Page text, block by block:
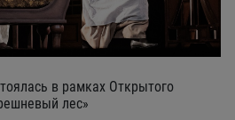
в рамках Открытого
лес»